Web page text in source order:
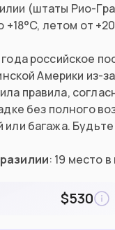
(штаты Рио-
+18°C, летом от
российское
Америки из-
правила,
без полного
или багажа.
: 19 место
$530